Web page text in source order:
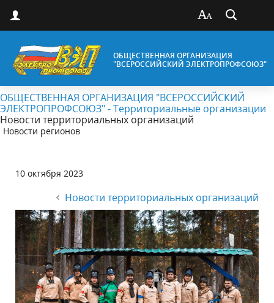
ОБЩЕСТВЕННАЯ ОРГАНИЗАЦИЯ
"ВСЕРОССИЙСКИЙ ЭЛЕКТРОПРОФСОЮЗ"
ОБЩЕСТВЕННАЯ ОРГАНИЗАЦИЯ "ВСЕРОССИЙСКИЙ
ЭЛЕКТРОПРОФСОЮЗ" - Территориальные организации
Новости территориальных организаций
Новости регионов
10 октября 2023
Новости территориальных организаций